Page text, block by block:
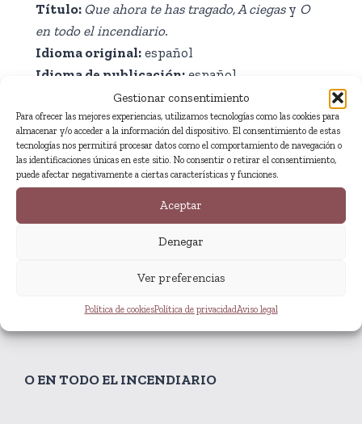
Gestionar consentimiento
Para ofrecer las mejores experiencias, utilizamos tecnologías como las cookies para
almacenar y/o acceder a la información del dispositivo. El consentimiento de estas
tecnologías nos permitirá procesar datos como el comportamiento de navegación o
las identificaciones únicas en este sitio. No consentir o retirar el consentimiento,
puede afectar negativamente a ciertas características y funciones.
Aceptar
Denegar
Ver preferencias
Política de cookiesPolítica de privacidadAviso legal
Título: Que ahora te has tragado, A ciegas y O
en todo el incendiario.
Idioma original: español
Idioma de publicación: español
Irene de la Torre
Revista:Revista ceniza
Número de la revista: 3
Género:poesía
Fecha de publicación:junio de 2025
Fragmento
O EN TODO EL INCENDIARIO